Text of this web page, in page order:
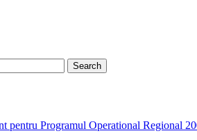
pentru Programul Operational Regional